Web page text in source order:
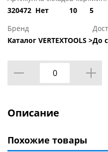
320472 Нет
10
5
Бренд
Каталог VERTEXTOOLS >До
Описание
Похожие товары